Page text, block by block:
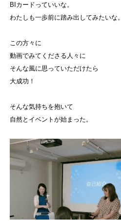
BIカードっていいな。
わたしも一歩前に踏み出してみたいな。
この方々に
動画でみてくださる人々に
そんな風に思っていただけたら
大成功！
そんな気持ちを抱いて
自然とイベントが始まった。